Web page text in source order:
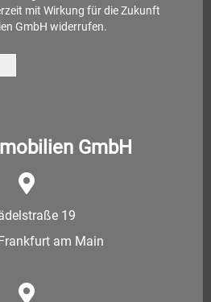
mit Wirkung für die Zukunft
GmbH widerrufen.
GmbH
19
am Main